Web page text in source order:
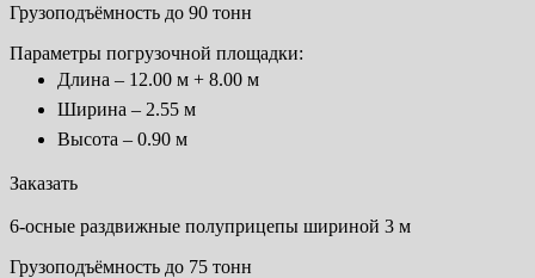
Грузоподъёмность до 90 тонн
Параметры погрузочной площадки:
Длина – 12.00 м + 8.00 м
Ширина – 2.55 м
Высота – 0.90 м
Заказать
6-осные раздвижные полуприцепы шириной 3 м
Грузоподъёмность до 75 тонн